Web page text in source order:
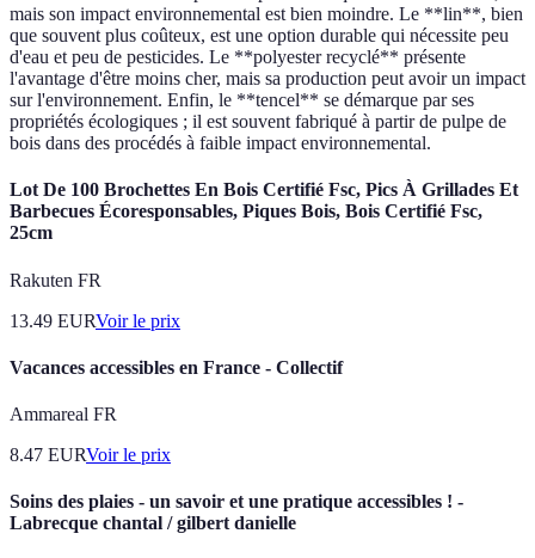
mais son impact environnemental est bien moindre. Le **lin**, bien
que souvent plus coûteux, est une option durable qui nécessite peu
d'eau et peu de pesticides. Le **polyester recyclé** présente
l'avantage d'être moins cher, mais sa production peut avoir un impact
sur l'environnement. Enfin, le **tencel** se démarque par ses
propriétés écologiques ; il est souvent fabriqué à partir de pulpe de
bois dans des procédés à faible impact environnemental.
Lot De 100 Brochettes En Bois Certifié Fsc, Pics À Grillades Et
Barbecues Écoresponsables, Piques Bois, Bois Certifié Fsc,
25cm
Rakuten FR
13.49 EURVoir le prix
Vacances accessibles en France - Collectif
Ammareal FR
8.47 EURVoir le prix
Soins des plaies - un savoir et une pratique accessibles ! -
Labrecque chantal / gilbert danielle